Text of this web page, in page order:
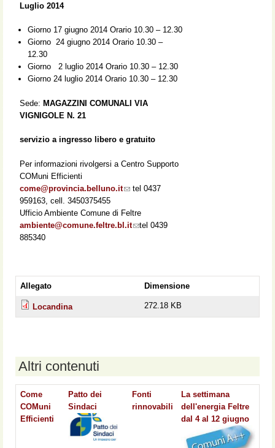
Luglio 2014
Giorno 17 giugno 2014 Orario 10.30 – 12.30
Giorno 24 giugno 2014 Orario 10.30 –
12.30
Giorno 2 luglio 2014 Orario 10.30 – 12.30
Giorno 24 luglio 2014 Orario 10.30 – 12.30
Sede: MAGAZZINI COMUNALI VIA
VIGNIGOLE N. 21
servizio a ingresso libero e gratuito
Per informazioni rivolgersi a Centro Supporto
COMuni Efficienti
come@provincia.belluno.it(link sends e-mail)
tel 0437
959163, cell. 3450375455
Ufficio Ambiente Comune di Feltre
ambiente@comune.feltre.bl.it(link sends e-mail)
tel 0439
885340
Allegato Dimensione
Locandina 272.18 KB
Altri contenuti
Come
COMuni
Efficienti
Patto dei
Sindaci
Fonti
rinnovabili
La settimana
dell'energia Feltre
dal 4 al 12 giugno